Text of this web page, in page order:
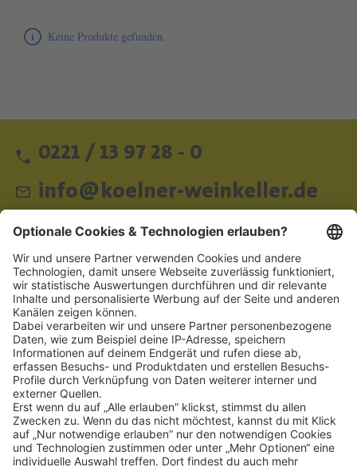
Keine Produkte gefunden.
0221 / 13 97 28 - 0
info@koelner-weinkeller.de
Schnellzugriff
ZAHLUNGSMETHODEN
SOCIAL
NEWSLETTER
BESUCHEN SIE UNS